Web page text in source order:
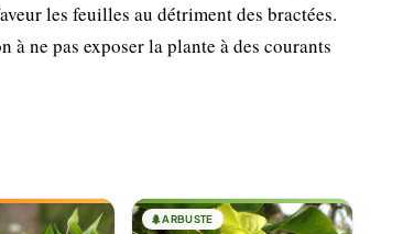
les feuilles au détriment des bractées.
ne pas exposer la plante à des courants
🌲ARBUSTE